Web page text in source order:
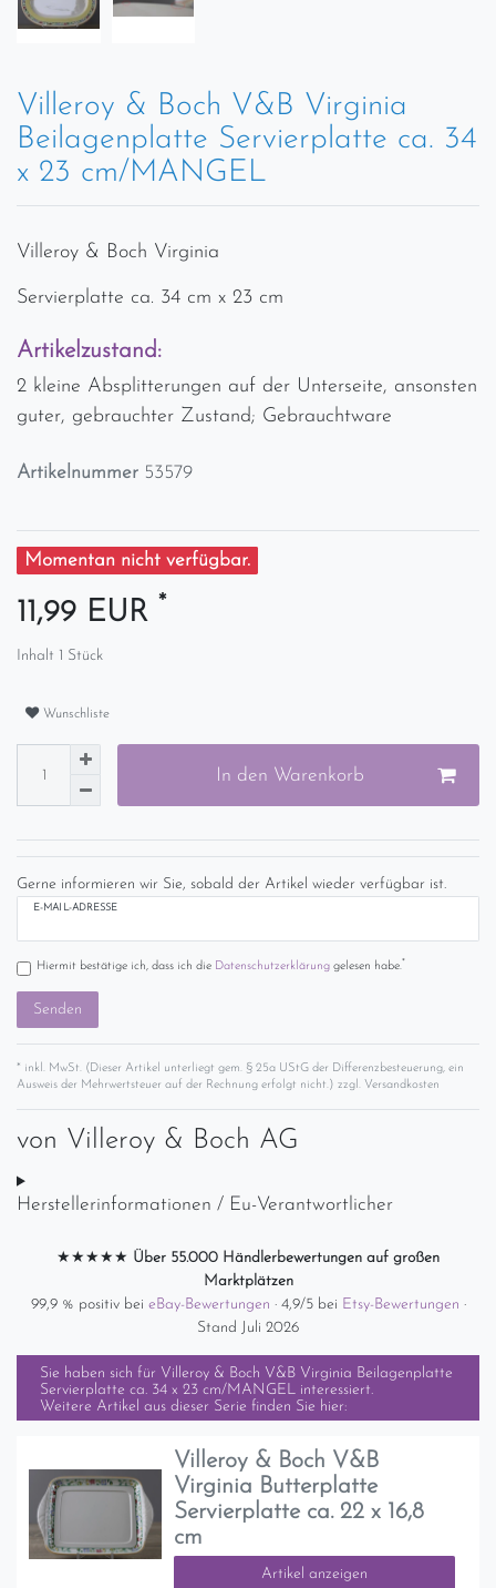
Villeroy & Boch V&B Virginia
Beilagenplatte Servierplatte ca. 34
x 23 cm/MANGEL
Villeroy & Boch Virginia
Servierplatte ca. 34 cm x 23 cm
Artikelzustand:
2 kleine Absplitterungen auf der Unterseite, ansonsten
guter, gebrauchter Zustand; Gebrauchtware
Artikelnummer 53579
Momentan nicht verfügbar.
11,99 EUR *
Inhalt 1 Stück
Wunschliste
In den Warenkorb
Gerne informieren wir Sie, sobald der Artikel wieder verfügbar ist.
E-MAIL-ADRESSE
Hiermit bestätige ich, dass ich die Daten­schutz­erklärunggelesen habe.*
Senden
* inkl. MwSt. (Dieser Artikel unterliegt gem. § 25a UStG der Differenzbesteuerung, ein
Ausweis der Mehrwertsteuer auf der Rechnung erfolgt nicht.) zzgl. Versandkosten
von Villeroy & Boch AG
Herstellerinformationen / Eu-Verantwortlicher
★★★★★ Über 55.000 Händlerbewertungen auf großen
Marktplätzen
99,9 % positiv bei eBay-Bewertungen · 4,9/5 bei Etsy-Bewertungen ·
Stand Juli 2026
Sie haben sich für Villeroy & Boch V&B Virginia Beilagenplatte
Servierplatte ca. 34 x 23 cm/MANGEL interessiert.
Weitere Artikel aus dieser Serie finden Sie hier:
Villeroy & Boch V&B
Virginia Butterplatte
Servierplatte ca. 22 x 16,8
cm
Artikel anzeigen